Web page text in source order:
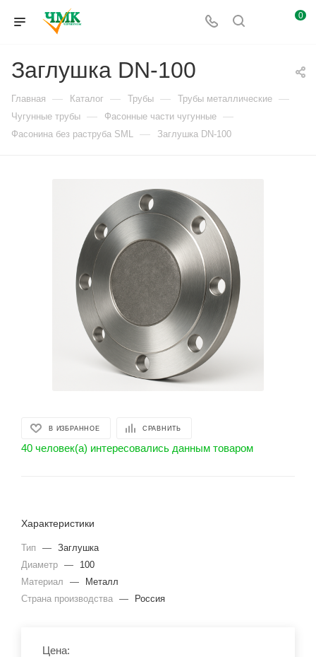
0
Заглушка DN-100
Главная — Каталог — Трубы — Трубы металлические —
Чугунные трубы — Фасонные части чугунные —
Фасонина без раструба SML — Заглушка DN-100
В ИЗБРАННОЕ СРАВНИТЬ
40 человек(а) интересовались данным товаром
Характеристики
Тип — Заглушка
Диаметр —
100
Материал
—
Металл
Страна производства — Россия
Цена: